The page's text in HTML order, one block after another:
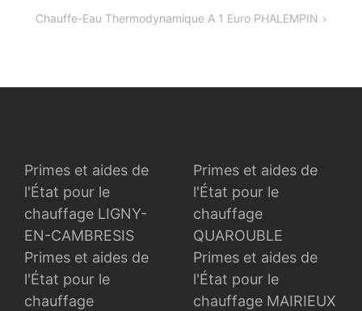
Chauffe-Eau Thermodynamique A 1 Euro PHALEMPIN
Primes et aides de
l'État pour le
chauffage LIGNY-
EN-CAMBRESIS
Primes et aides de
l'État pour le
chauffage
QUAROUBLE
Primes et aides de
l'État pour le
chauffage
Primes et aides de
l'État pour le
chauffage MAIRIEUX